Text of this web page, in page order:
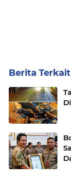
Berita Terkait